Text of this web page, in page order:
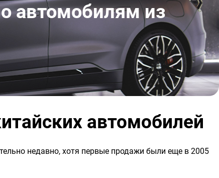
автомобилям из
автомобилей
недавно, хотя первые продажи были еще в 2005